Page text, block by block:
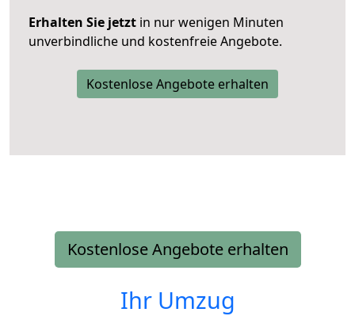
Erhalten Sie jetzt in nur wenigen Minuten
unverbindliche und kostenfreie Angebote.
Kostenlose Angebote erhalten
Kostenlose Angebote erhalten
Ihr Umzug